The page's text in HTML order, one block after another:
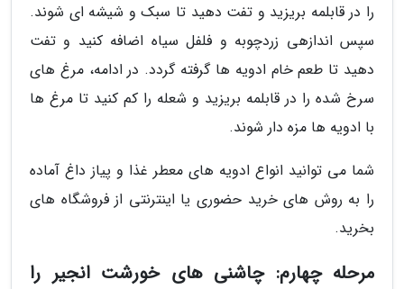
را در قابلمه بریزید و تفت دهید تا سبک و شیشه ای شوند.
سپس اندازهی زردچوبه و فلفل سیاه اضافه کنید و تفت
دهید تا طعم خام ادویه ها گرفته گردد. در ادامه، مرغ های
سرخ شده را در قابلمه بریزید و شعله را کم کنید تا مرغ ها
با ادویه ها مزه دار شوند.
شما می توانید انواع ادویه های معطر غذا و پیاز داغ آماده
را به روش های خرید حضوری یا اینترنتی از فروشگاه های
بخرید.
مرحله چهارم: چاشنی های خورشت انجیر را